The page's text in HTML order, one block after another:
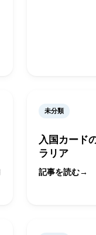
未分類
入国カード
ラリア
記事を読む